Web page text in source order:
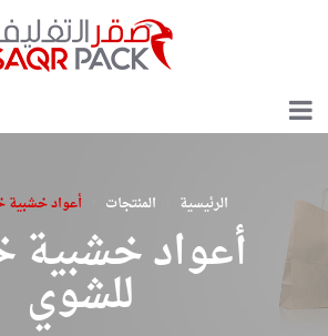
الرئيسية المنتجات أعواد
أعواد
للشوي